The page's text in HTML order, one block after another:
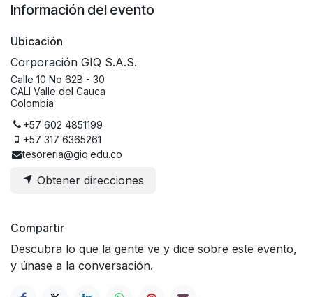
Información del evento
Ubicación
Corporación GIQ S.A.S.
Calle 10 No 62B - 30
CALI Valle del Cauca
Colombia
+57 602 4851199
+57 317 6365261
tesoreria@giq.edu.co
Obtener direcciones
Compartir
Descubra lo que la gente ve y dice sobre este evento,
y únase a la conversación.